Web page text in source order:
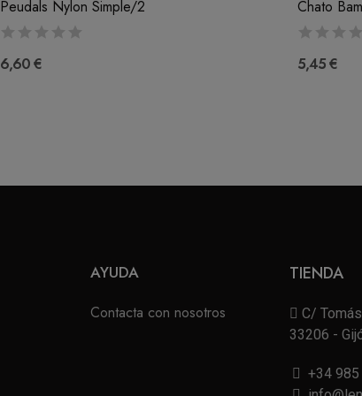
Peudals Nylon Simple/2
6,60 €
Chato
5,45 €
AYUDA
Contacta con nosotros
TIENDA
C/
33206 -
+34